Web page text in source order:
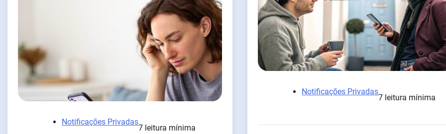
Notificações Privadas
7 leitura mínima
Notificações Privadas
7 leitura mínima